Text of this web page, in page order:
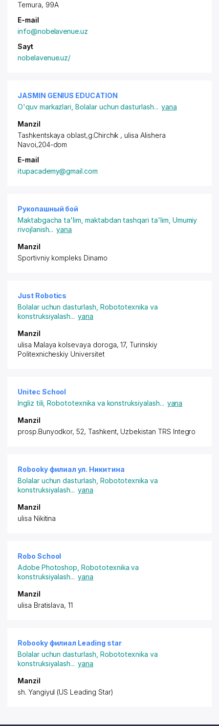
Temura, 99A
E-mail
info@nobelavenue.uz
Sayt
nobelavenue.uz/
JASMIN GENIUS EDUCATION
O'quv markazlari ,Bolalar uchun dasturlash... yana
Manzil
Tashkentskaya oblast,g.Chirchik , ulisa Alishera
Navoi,204-dom
E-mail
itupacademy@gmail.com
Рукопашный бой
Maktabgacha ta'lim, maktabdan tashqari ta'lim Umumiy
rivojlanish... yana
Manzil
Sportivniy kompleks Dinamo
Just Robotics
Bolalar uchun dasturlash Robototexnika va
konstruksiyalash... yana
Manzil
ulisa Malaya kolsevaya doroga, 17, Turinskiy
Politexnicheskiy Universitet
Unitec School
Ingliz tili ,Robototexnika va konstruksiyalash... yana
Manzil
prosp.Bunyodkor, 52, Tashkent, Uzbekistan TRS Integro
Robooky филиал ул. Никитина
Bolalar uchun dasturlash Robototexnika va
konstruksiyalash... yana
Manzil
ulisa Nikitina
Robo School
Adobe Photoshop ,Robototexnika va
konstruksiyalash... yana
Manzil
ulisa Bratislava, 11
Robooky филиал Leading star
Bolalar uchun dasturlash Robototexnika va
konstruksiyalash... yana
Manzil
sh. Yangiyul (US Leading Star)